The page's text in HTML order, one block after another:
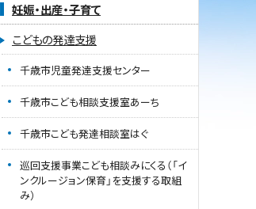
妊娠・出産・子育て
こどもの発達支援
千歳市児童発達支援センター
千歳市こども相談支援室あーち
千歳市こども発達相談室はぐ
巡回支援事業こども相談みにくる（「イ
ンクルージョン保育」を支援する取組
み）